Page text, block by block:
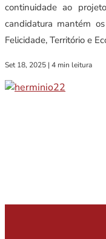
continuidade ao
candidatura mantém
Felicidade, Território e
Set 18, 2025 | 4 min leitura